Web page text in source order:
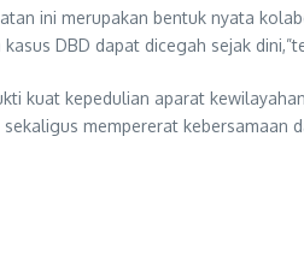
ini merupakan bentuk nyata
DBD dapat dicegah sejak
kuat kepedulian aparat
mempererat kebersamaan